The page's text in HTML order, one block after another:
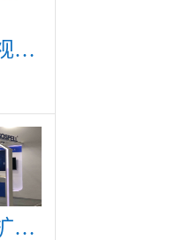
2026中国国际广播电视信息网络展览会展
高斯贝尔产品线全面扩展，众多新产品亮相CommunicAsia 2019